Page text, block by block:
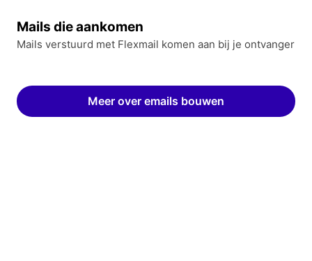
Mails die aankomen
Mails verstuurd met Flexmail komen aan bij je ontvanger
Meer over emails bouwen